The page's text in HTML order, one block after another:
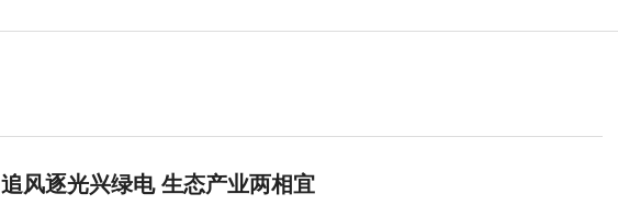
追风逐光兴绿电 生态产业两相宜